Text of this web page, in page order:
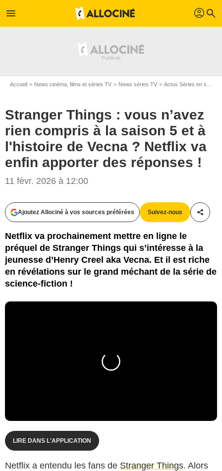
menu profil search
Accueil News cinéma, films et séries TV News séries TV Actus Séries en streaming
Stranger Things : vous n’avez
rien compris à la saison 5 et à
l'histoire de Vecna ? Netflix va
enfin apporter des réponses !
11 févr. 2026 à 12:00
Ajoutez Allociné à vos sources préférées Suivez-nous
Netflix va prochainement mettre en ligne le
préquel de Stranger Things qui s’intéresse à la
jeunesse d’Henry Creel aka Vecna. Et il est riche
en révélations sur le grand méchant de la série de
science-fiction !
LIRE DANS L'APPLICATION
Netflix a entendu les fans de Stranger Things. Alors